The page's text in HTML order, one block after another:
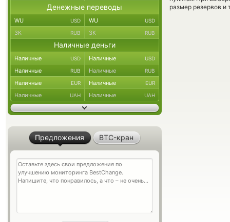
размер резервов и
Денежные переводы
WU USD WU USD
ЗК RUB ЗК RUB
Наличные деньги
Наличные USD Наличные USD
Наличные RUB Наличные RUB
Наличные EUR Наличные EUR
Наличные UAH Наличные UAH
Предложения BTC-кран